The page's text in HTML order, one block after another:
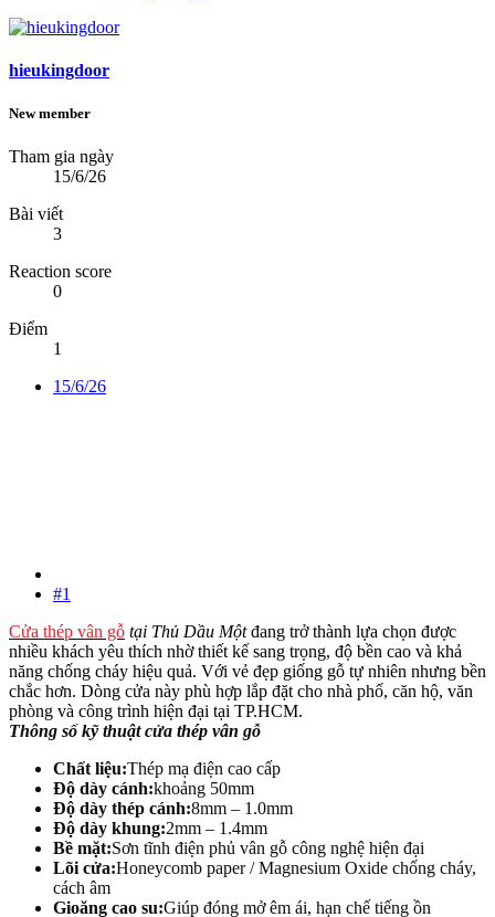
hieukingdoor
New member
Tham gia ngày
15/6/26
Bài viết
3
Reaction score
0
Điểm
1
15/6/26
#1
Cửa thép vân gỗ tại Thủ Dầu Mộtđang trở thành lựa chọn được
nhiều khách yêu thích nhờ thiết kế sang trọng, độ bền cao và khả
năng chống cháy hiệu quả. Với vẻ đẹp giống gỗ tự nhiên nhưng bền
chắc hơn. Dòng cửa này phù hợp lắp đặt cho nhà phố, căn hộ, văn
phòng và công trình hiện đại tại TP.HCM.
Thông số kỹ thuật cửa thép vân gỗ
Chất liệu:Thép mạ điện cao cấp
Độ dày cánh:khoảng 50mm
Độ dày thép cánh:8mm – 1.0mm
Độ dày khung:2mm – 1.4mm
Bề mặt:Sơn tĩnh điện phủ vân gỗ công nghệ hiện đại
Lõi cửa:Honeycomb paper / Magnesium Oxide chống cháy,
cách âm
Gioăng cao su:Giúp đóng mở êm ái, hạn chế tiếng ồn